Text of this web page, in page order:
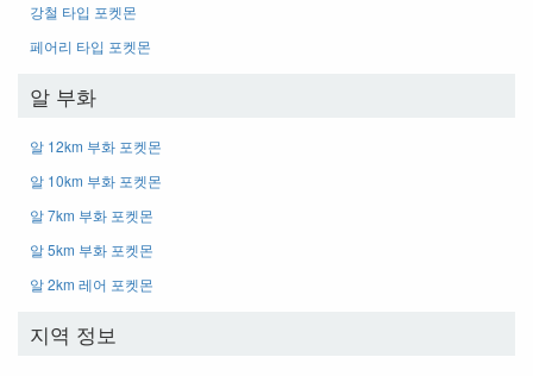
강철 타입 포켓몬
페어리 타입 포켓몬
알 부화
알 12km 부화 포켓몬
알 10km 부화 포켓몬
알 7km 부화 포켓몬
알 5km 부화 포켓몬
알 2km 레어 포켓몬
지역 정보